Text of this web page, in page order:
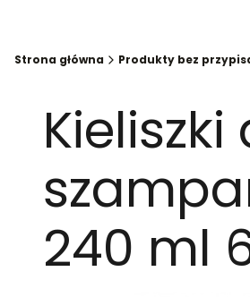
Strona główna Produkty bez
Kieliszki
240 ml